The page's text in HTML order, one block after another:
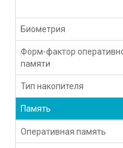
Биометрия
Форм-фактор
памяти
Тип накопителя
Память
Оперативная память